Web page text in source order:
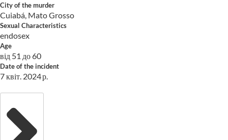
City of the murder
Cuiabá, Mato Grosso
Sexual Characteristics
endosex
Age
від 51 до 60
Date of the incident
7 квіт. 2024 р.